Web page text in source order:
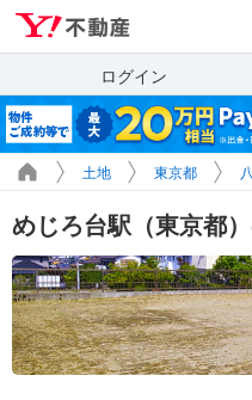
ログイン
土地 東京都
めじろ台駅（東京都